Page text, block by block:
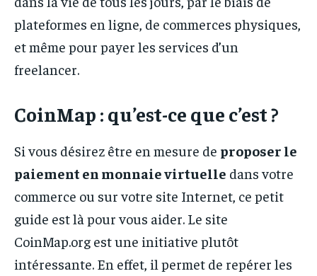
plateformes en ligne, de commerces physiques,
et même pour payer les services d’un
freelancer.
CoinMap : qu’est-ce que c’est ?
Si vous désirez être en mesure de proposer le
paiement en monnaie virtuelle dans votre
commerce ou sur votre site Internet, ce petit
guide est là pour vous aider. Le site
CoinMap.org est une initiative plutôt
intéressante. En effet, il permet de repérer les